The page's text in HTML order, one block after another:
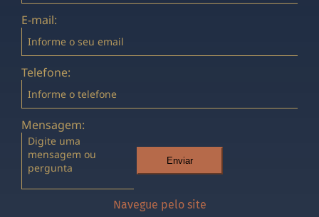
E-mail:
Telefone:
Mensagem:
Enviar
Navegue pelo site